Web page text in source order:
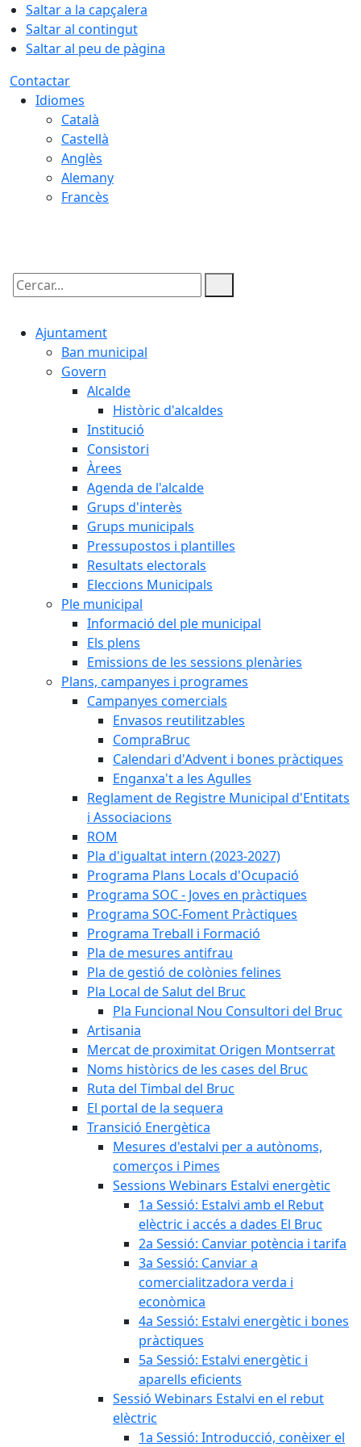
Saltar a la capçalera
Saltar al contingut
Saltar al peu de pàgina
Contactar
Idiomes
Català
Castellà
Anglès
Alemany
Francès
Cercar:
Ajuntament
Ban municipal
Govern
Alcalde
Històric d'alcaldes
Institució
Consistori
Àrees
Agenda de l'alcalde
Grups d'interès
Grups municipals
Pressupostos i plantilles
Resultats electorals
Eleccions Municipals
Ple municipal
Informació del ple municipal
Els plens
Emissions de les sessions plenàries
Plans, campanyes i programes
Campanyes comercials
Envasos reutilitzables
CompraBruc
Calendari d'Advent i bones pràctiques
Enganxa't a les Agulles
Reglament de Registre Municipal d'Entitats
i Associacions
ROM
Pla d'igualtat intern (2023-2027)
Programa Plans Locals d'Ocupació
Programa SOC - Joves en pràctiques
Programa SOC-Foment Pràctiques
Programa Treball i Formació
Pla de mesures antifrau
Pla de gestió de colònies felines
Pla Local de Salut del Bruc
Pla Funcional Nou Consultori del Bruc
Artisania
Mercat de proximitat Origen Montserrat
Noms històrics de les cases del Bruc
Ruta del Timbal del Bruc
El portal de la sequera
Transició Energètica
Mesures d'estalvi per a autònoms,
comerços i Pimes
Sessions Webinars Estalvi energètic
1a Sessió: Estalvi amb el Rebut
elèctric i accés a dades El Bruc
2a Sessió: Canviar potència i tarifa
3a Sessió: Canviar a
comercialitzadora verda i
econòmica
4a Sessió: Estalvi energètic i bones
pràctiques
5a Sessió: Estalvi energètic i
aparells eficients
Sessió Webinars Estalvi en el rebut
elèctric
1a Sessió: Introducció, conèixer el